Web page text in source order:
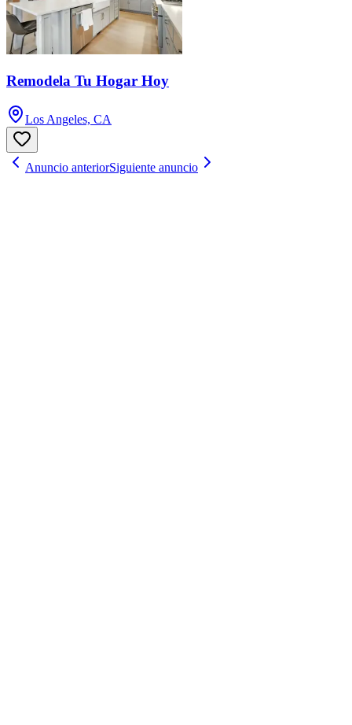
Remodela Tu Hogar Hoy
Los Angeles, CA
Anuncio anteriorSiguiente anuncio